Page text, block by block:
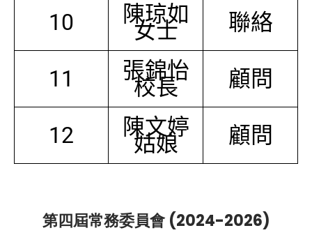
10 陳琼如
女士 聯絡
11 張錦怡
校長 顧問
12 陳文婷
姑娘 顧問
第四屆常務委員會 (2024-2026)